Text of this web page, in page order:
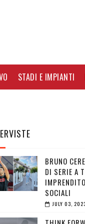
STADI E IMPIANTI
BRUNO
DI SERIE A
SOCIALI
JULY 03,